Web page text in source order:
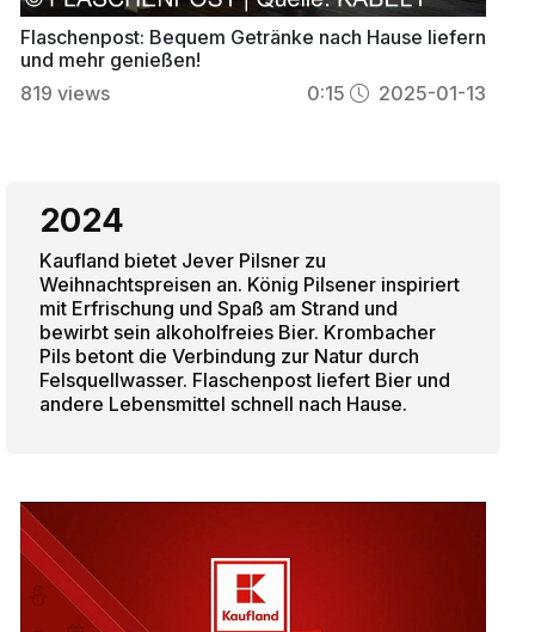
Flaschenpost: Bequem Getränke nach Hause liefern
und mehr genießen!
819 views 0:15 2025-01-13
2024
Kaufland bietet Jever Pilsner zu
Weihnachtspreisen an. König Pilsener inspiriert
mit Erfrischung und Spaß am Strand und
bewirbt sein alkoholfreies Bier. Krombacher
Pils betont die Verbindung zur Natur durch
Felsquellwasser. Flaschenpost liefert Bier und
andere Lebensmittel schnell nach Hause.